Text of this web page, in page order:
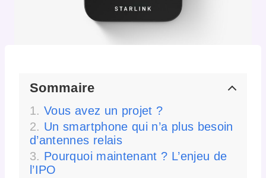
Sommaire
Vous avez un projet ?
Un smartphone qui n’a plus besoin
d’antennes relais
Pourquoi maintenant ? L’enjeu de
l’IPO